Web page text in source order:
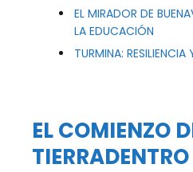
EL MIRADOR DE
LA EDUCACIÓN
TURMINA:
EL COMIENZO